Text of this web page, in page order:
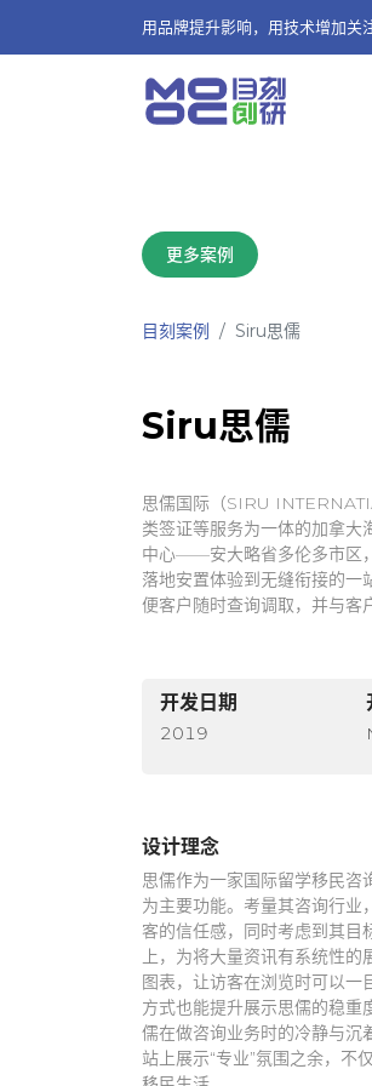
用品牌提升影响，用技术增加关
更多案例
目刻案例 Siru思儒
Siru思儒
思儒国际（SIRU
类签证等服务为一体的加拿大
中心——安大略省多伦多市区
落地安置体验到无缝衔接的一
便客户随时查询调取，并与客
开发日期
2019
设计理念
思儒作为一家国际留学移民咨
为主要功能。考量其咨询行业
客的信任感，同时考虑到其目
上，为将大量资讯有系统性
图表，让访客在浏览时可以一
方式也能提升展示思儒的稳重
儒在做咨询业务时的冷静与沉
站上展示“专业”氛围之余，不